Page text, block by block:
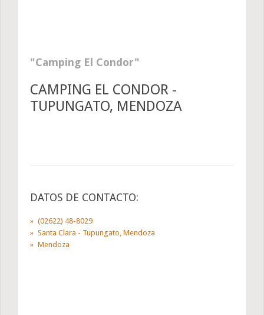
Camping El Condor
CAMPING EL CONDOR -
TUPUNGATO, MENDOZA
DATOS DE CONTACTO:
(02622) 48-8029
Santa Clara - Tupungato, Mendoza
Mendoza